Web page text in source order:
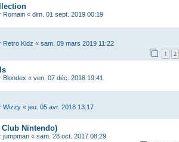
Romain « dim. 01 sept. 2019 00:19
Retro Kidz « sam. 09 mars 2019 11:22
1 2
Blondex « ven. 07 déc. 2018 19:41
Wizzy « jeu. 05 avr. 2018 13:17
Club Nintendo)
jumpman « sam. 28 oct. 2017 08:29